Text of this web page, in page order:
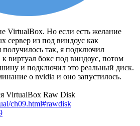
VirtualBox. Но если есть желание
сервер из под виндоус как
так, я подключил
виртуал бокс под виндоус, потом
и подключил это реальный диск.
о nvidia и оно запустилось.
VirtualBox Raw Disk
ch09.html#rawdisk